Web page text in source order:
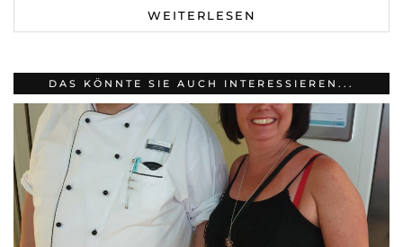
WEITERLESEN
DAS KÖNNTE SIE AUCH INTERESSIEREN...